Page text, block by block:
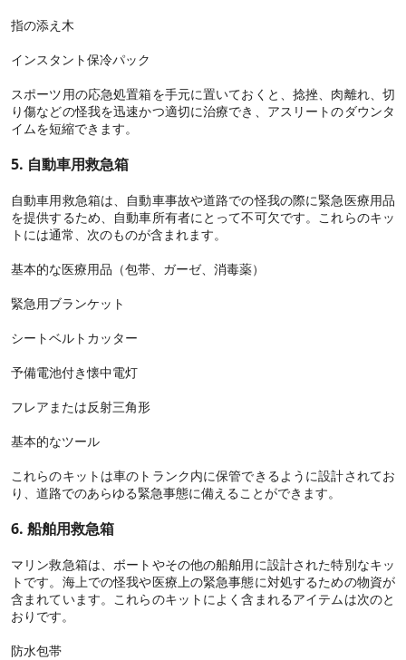
指の添え木
インスタント保冷パック
スポーツ用の応急処置箱を手元に置いておくと、捻挫、肉離れ、切
り傷などの怪我を迅速かつ適切に治療でき、アスリートのダウンタ
イムを短縮できます。
5. 自動車用救急箱
自動車用救急箱は、自動車事故や道路での怪我の際に緊急医療用品
を提供するため、自動車所有者にとって不可欠です。これらのキッ
トには通常、次のものが含まれます。
基本的な医療用品（包帯、ガーゼ、消毒薬）
緊急用ブランケット
シートベルトカッター
予備電池付き懐中電灯
フレアまたは反射三角形
基本的なツール
これらのキットは車のトランク内に保管できるように設計されてお
り、道路でのあらゆる緊急事態に備えることができます。
6. 船舶用救急箱
マリン救急箱は、ボートやその他の船舶用に設計された特別なキッ
トです。海上での怪我や医療上の緊急事態に対処するための物資が
含まれています。これらのキットによく含まれるアイテムは次のと
おりです。
防水包帯